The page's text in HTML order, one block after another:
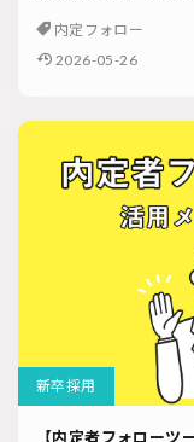
内定フォロー
2026-05-26
新卒採用
【内定者フォロー